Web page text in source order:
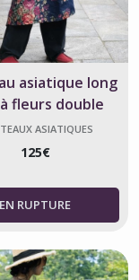
asiatique long
fleurs double
100% coton
ASIATIQUES
125€